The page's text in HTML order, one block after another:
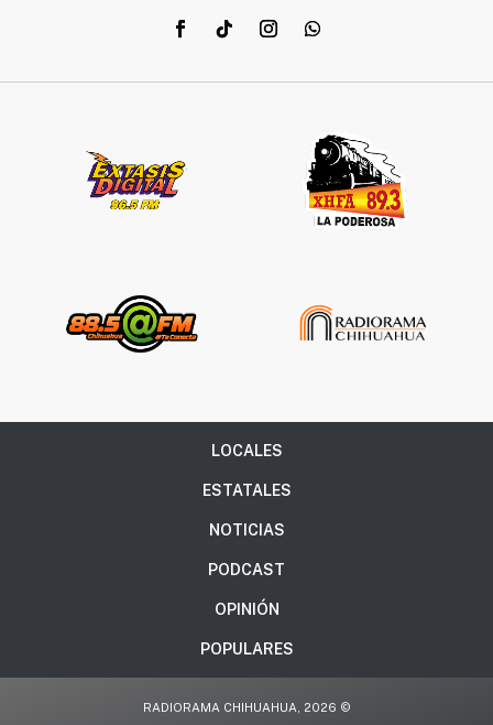
LOCALES
ESTATALES
NOTICIAS
PODCAST
OPINIÓN
POPULARES
RADIORAMA CHIHUAHUA, 2026 ©